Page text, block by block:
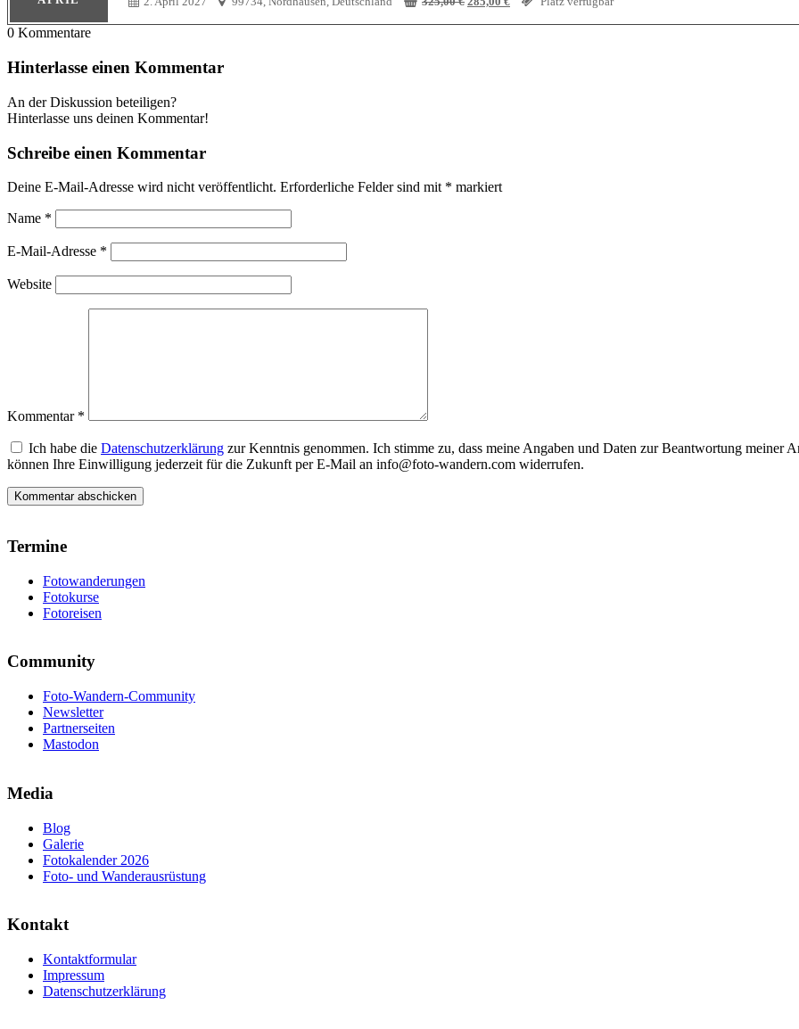
war:
ist:
0 Kommentare
Hinterlasse einen Kommentar
An der Diskussion beteiligen?
Hinterlasse uns deinen Kommentar!
Schreibe einen Kommentar
Deine E-Mail-Adresse wird nicht veröffentlicht. Erforderliche Felder sind mit * markiert
Name *
E-Mail-Adresse *
Website
Kommentar *
Ich habe die Datenschutzerklärung zur Kenntnis genommen. Ich stimme zu, dass meine Angaben und Daten zur Beantwortung meiner
können Ihre Einwilligung jederzeit für die Zukunft per E-Mail an info@foto-wandern.com widerrufen.
Termine
Fotowanderungen
Fotokurse
Fotoreisen
Community
Foto-Wandern-Community
Newsletter
Partnerseiten
Mastodon
Media
Blog
Galerie
Fotokalender 2026
Foto- und Wanderausrüstung
Kontakt
Kontaktformular
Impressum
Datenschutzerklärung